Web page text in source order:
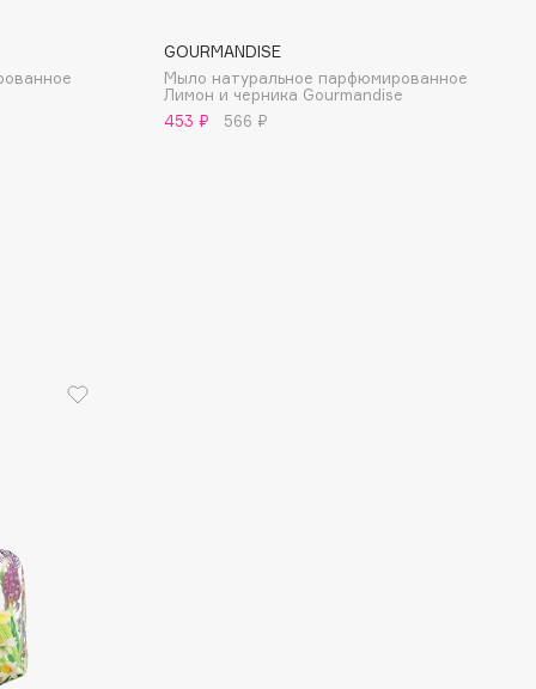
GOURMANDISE
Мыло натуральное парфюмированное
Лимон и черника Gourmandise
453 ₽
566 ₽